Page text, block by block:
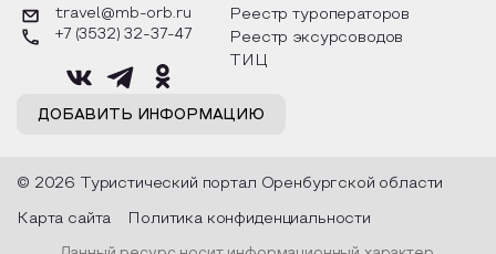
ДОБАВИТЬ ИНФОРМАЦИЮ
travel@mb-orb.ru
+7 (3532) 32-37-47
Реестр туроператоров
Реестр эксурсоводов
ТИЦ
© 2026 Туристический портал Оренбургской области
Карта сайта Политика конфиденциальности